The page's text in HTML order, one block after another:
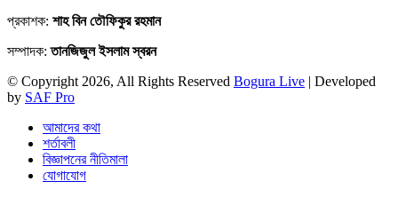
প্রকাশক: শাহ বিন তৌফিকুর রহমান
সম্পাদক:তানজিজুল ইসলাম স্বরন
© Copyright 2026, All Rights Reserved Bogura Live | Developed
by SAF Pro
আমাদের কথা
শর্তাবলী
বিজ্ঞাপনের নীতিমালা
যোগাযোগ